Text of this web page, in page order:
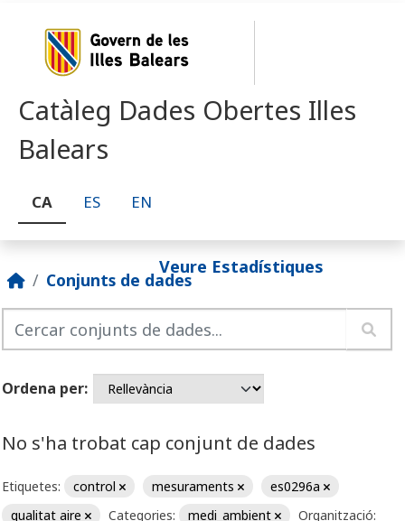
Catàleg Dades Obertes Illes
Balears
CA ES EN
Veure Estadístiques
Conjunts de dades
Ordena per
No s'ha trobat cap conjunt de dades
Etiquetes: control mesuraments
es0296a
qualitat aire
Categories: medi_ambient
Organització: